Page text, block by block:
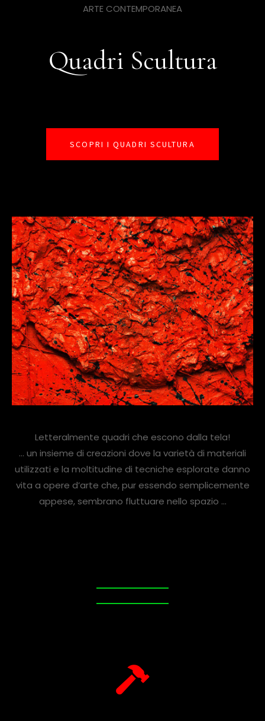
ARTE CONTEMPORANEA
Quadri Scultura
SCOPRI I QUADRI SCULTURA
Letteralmente quadri che escono dalla tela!
… un insieme di creazioni dove la varietà di materiali
utilizzati e la moltitudine di tecniche esplorate danno
vita a opere d’arte che, pur essendo semplicemente
appese, sembrano fluttuare nello spazio …